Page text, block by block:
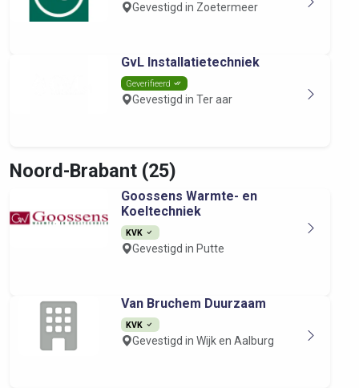
Gevestigd in Zoetermeer
GvL Installatietechniek
Geverifieerd
Gevestigd in Ter aar
Noord-Brabant (25)
Goossens Warmte- en
Koeltechniek
KVK
Gevestigd in Putte
Van Bruchem Duurzaam
KVK
Gevestigd in Wijk en Aalburg